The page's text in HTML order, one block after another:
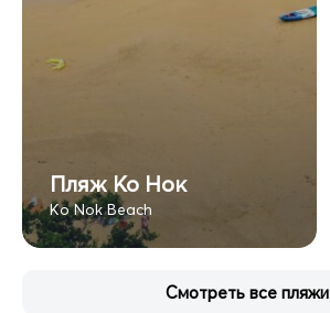
Пляж Ко Нок
Ko Nok Beach
Смотреть все пляжи